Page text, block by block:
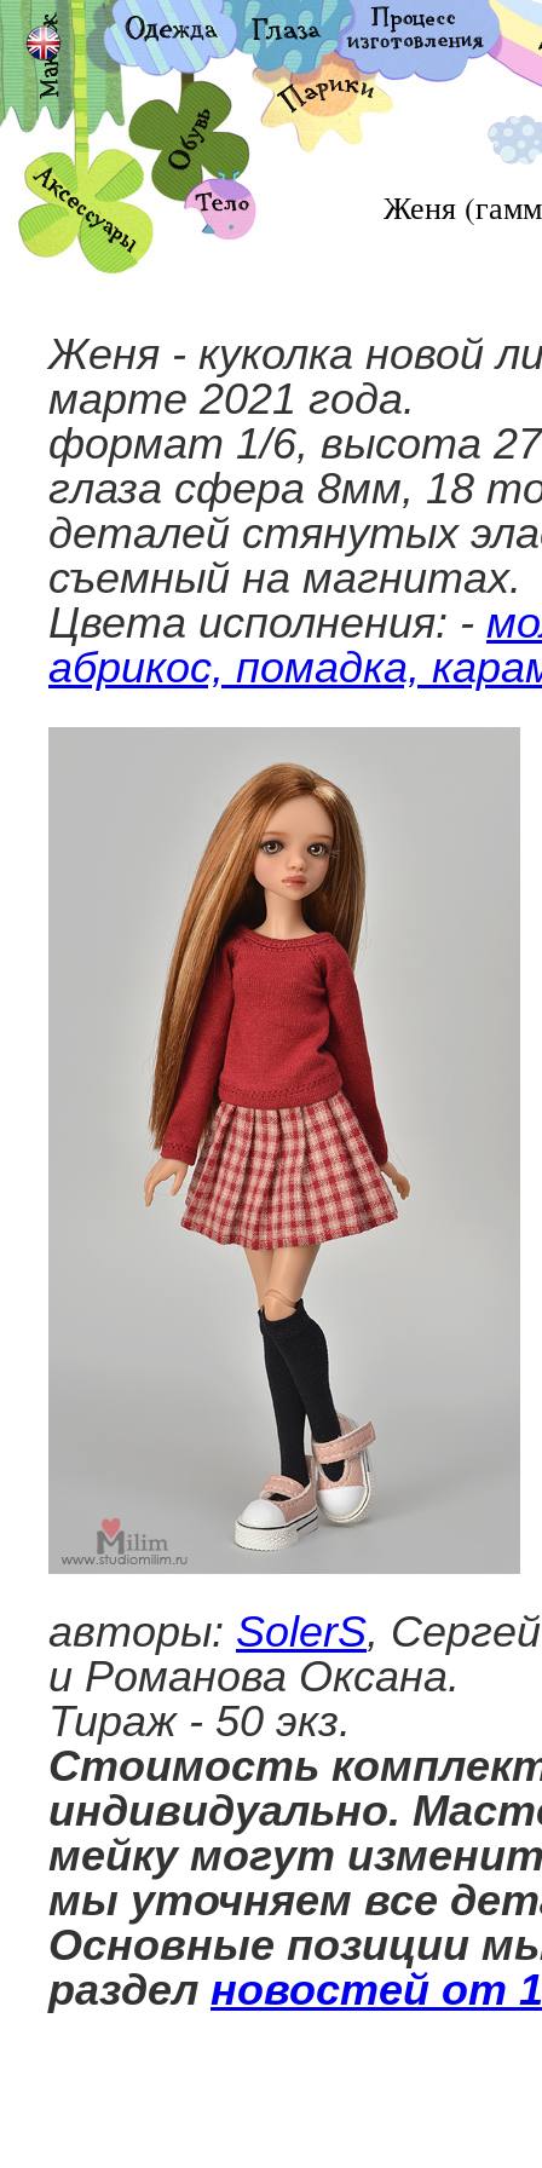
Женя
Женя - куколка новой
марте 2021 года.
формат 1/6, высота
глаза сфера 8мм, 18
деталей стянутых
съемный на магнитах.
Цвета исполнения: -
абрикос, помадка,
авторы: SolerS,
и Романова Оксана.
Тираж - 50 экз.
Стоимость
индивидуально.
мейку могут
мы уточняем все
Основные позиции
раздел новостей от